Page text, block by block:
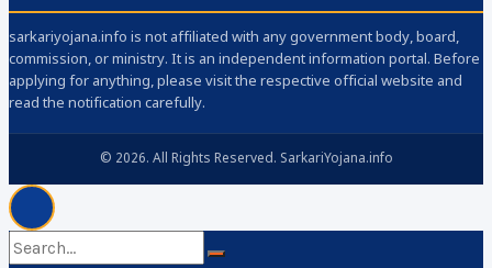
sarkariyojana.info is not affiliated with any government body, board,
commission, or ministry. It is an independent information portal. Before
applying for anything, please visit the respective official website and
read the notification carefully.
© 2026. All Rights Reserved. SarkariYojana.info